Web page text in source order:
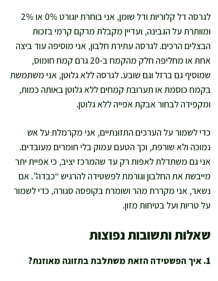
לגרסה דל קלוריות ודל שומן, אני בוחרת יוגורט 0% או 2%
ומוותרת על הגבינה, ועדיין מקבלת מרקם קרמי בזכות
הבצלים הרכים. לגרסה עתירת חלבון, אני מוסיפה עוד ביצה
אחת או מחליפה חלק מהקמח ב-20 גרם קמח חומוס,
שמוסיף גם ברזל וגם שובע. לגרסה ללא גלוטן, אני משתמשת
בקמח כוסמת או תערובת קמחים ללא גלוטן באותה כמות,
ומקפידה לבחור אבקת אפייה ללא גלוטן.
כדי לשמור על הערכים התזונתיים, אני מקרמלת על אש
נמוכה ולא שורפת, וכך הטעם עמוק בלי חומרים מעובדים.
אני גם משתדלת לאפות רק עד שהמרכז יציב, כי אפיית יתר
מייבשת את החלבון וגורמת לפשטידה להרגיש “כבדה”. אם
נשאר, אני מקררת מהר ושומרת בקופסה סגורה, כדי לשמור
על טריות ועל בטיחות מזון.
שאלות ותשובות נפוצות
1. איך הפשטידה הזאת משתלבת בתזונה מאוזנת?